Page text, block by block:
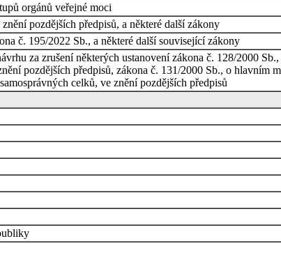
orgánů veřejné moci
pozdějších předpisů, a některé další zákony
č. 195/2022 Sb., a některé další související zákony
za zrušení některých ustanovení zákona č. 128/2000
pozdějších předpisů, zákona č. 131/2000 Sb., o hlavním
celků, ve znění pozdějších předpisů